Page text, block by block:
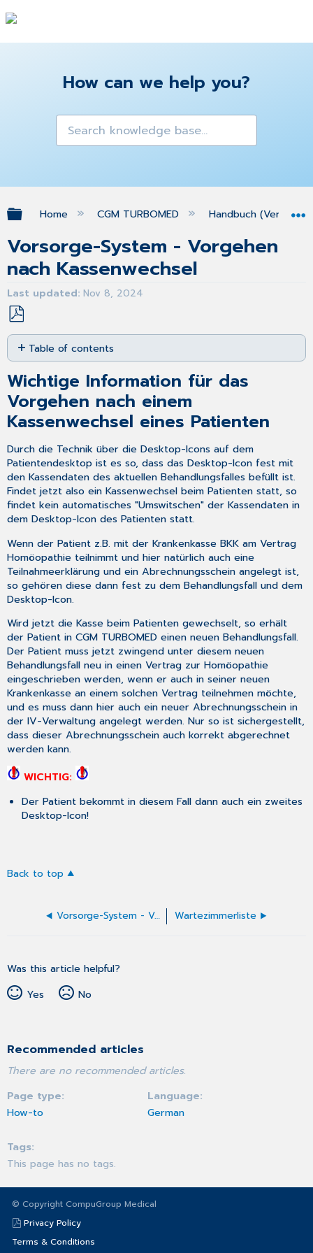
How can we help you?
Expand/collapse global hierarchy
Home CGM TURBOMED Handbuch (Version
Vorsorge-System - Vorgehen
nach Kassenwechsel
Last updated Nov 8, 2024
Save
as
PDF
Table of contents
Information
für
das
Vorgehen
einem
Kassenwechsel
eines
Patienten
Wichtige Information für das
Vorgehen nach einem
Kassenwechsel eines Patienten
Durch die Technik über die Desktop-Icons auf dem
Patientendesktop ist es so, dass das Desktop-Icon fest mit
den Kassendaten des aktuellen Behandlungsfalles befüllt ist.
Findet jetzt also ein Kassenwechsel beim Patienten statt, so
findet kein automatisches "Umswitschen" der Kassendaten in
dem Desktop-Icon des Patienten statt.
Wenn der Patient z.B. mit der Krankenkasse BKK am Vertrag
Homöopathie teilnimmt und hier natürlich auch eine
Teilnahmeerklärung und ein Abrechnungsschein angelegt ist,
so gehören diese dann fest zu dem Behandlungsfall und dem
Desktop-Icon.
Wird jetzt die Kasse beim Patienten gewechselt, so erhält
der Patient in CGM TURBOMED einen neuen Behandlungsfall.
Der Patient muss jetzt zwingend unter diesem neuen
Behandlungsfall neu in einen Vertrag zur Homöopathie
eingeschrieben werden, wenn er auch in seiner neuen
Krankenkasse an einem solchen Vertrag teilnehmen möchte,
und es muss dann hier auch ein neuer Abrechnungsschein in
der IV-Verwaltung angelegt werden. Nur so ist sichergestellt,
dass dieser Abrechnungsschein auch korrekt abgerechnet
werden kann.
WICHTIG:
Der Patient bekommt in diesem Fall dann auch ein zweites
Desktop-Icon!
Back to top
Vorsorge-System - Verwenden Wartezimmerliste
Was this article helpful?
Yes
No
Recommended articles
There are no recommended articles.
Page type
How-to
Language
German
Tags
This page has no tags.
© Copyright CompuGroup Medical
Privacy Policy
Terms & Conditions